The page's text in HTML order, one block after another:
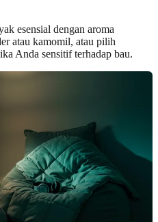
esensial dengan aroma
atau kamomil, atau pilih
Anda sensitif terhadap bau.